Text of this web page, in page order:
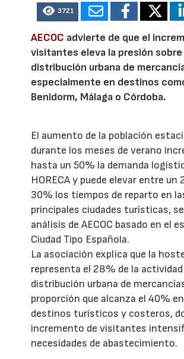
3721
AECOC advierte de que el
visitantes eleva la presión sobre
distribución urbana de
especialmente en destinos
Benidorm, Málaga o Córdoba.
El aumento de la población
durante los meses de verano
hasta un 50% la demanda
HORECA y puede elevar entre un
30% los tiempos de reparto en
principales ciudades turísticas,
análisis de AECOC basado en el
Ciudad Tipo Española.
La asociación explica que la
representa el 28% de la actividad
distribución urbana de
proporción que alcanza el 40%
destinos turísticos y costeros,
incremento de visitantes
necesidades de abastecimiento.